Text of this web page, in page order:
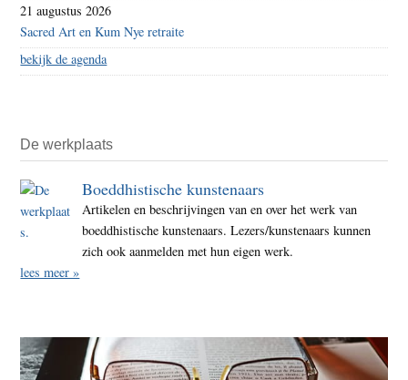
21 augustus 2026
Sacred Art en Kum Nye retraite
bekijk de agenda
De werkplaats
Boeddhistische kunstenaars
Artikelen en beschrijvingen van en over het werk van
boeddhistische kunstenaars. Lezers/kunstenaars kunnen
zich ook aanmelden met hun eigen werk.
lees meer »